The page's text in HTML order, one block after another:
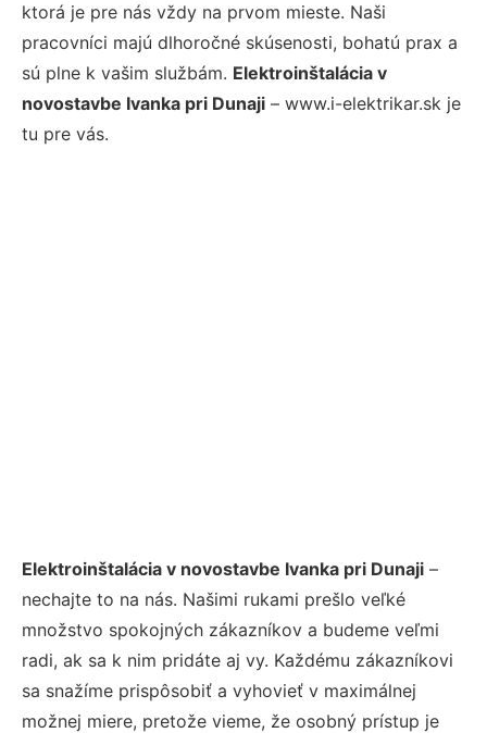
ktorá je pre nás vždy na prvom mieste. Naši
pracovníci majú dlhoročné skúsenosti, bohatú prax a
sú plne k vašim službám. Elektroinštalácia v
novostavbe Ivanka pri Dunaji – www.i-elektrikar.sk je
tu pre vás.
Elektroinštalácia v novostavbe Ivanka pri Dunaji –
nechajte to na nás. Našimi rukami prešlo veľké
množstvo spokojných zákazníkov a budeme veľmi
radi, ak sa k nim pridáte aj vy. Každému zákazníkovi
sa snažíme prispôsobiť a vyhovieť v maximálnej
možnej miere, pretože vieme, že osobný prístup je